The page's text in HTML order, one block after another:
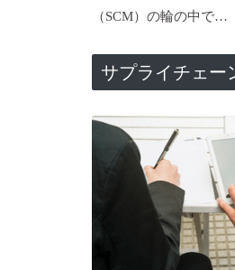
（SCM）の輪の中で…